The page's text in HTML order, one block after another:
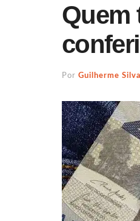
Quem
Por Guilherme Silva